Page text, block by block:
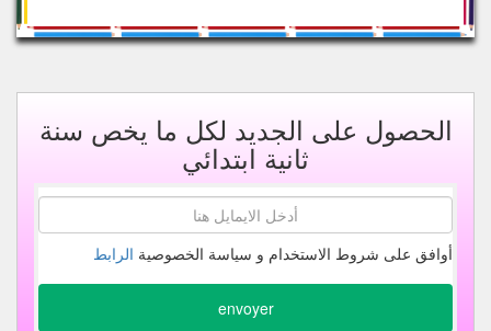
الحصول على الجديد لكل ما يخص سنة
ثانية ابتدائي
أوافق على شروط الاستخدام و سياسة الخصوصية الرابط